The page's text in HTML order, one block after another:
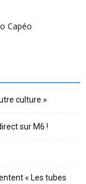
Capéo
culture »
sur M6 !
« Les tubes